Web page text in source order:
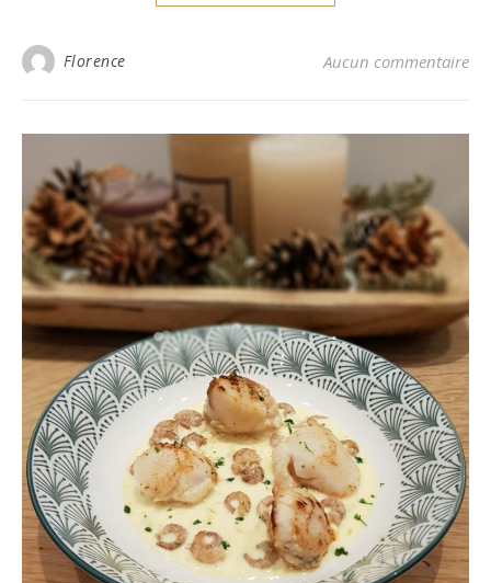
Florence Aucun commentaire